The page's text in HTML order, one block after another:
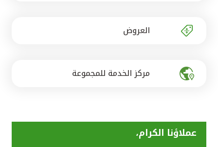
العروض
مركز الخدمة للمجموعة
عملاؤنا الكرام،